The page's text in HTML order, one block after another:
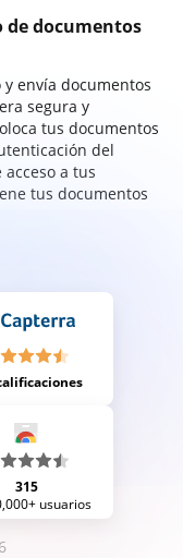
documentos
envía documentos
segura y
tus documentos
del
a tus
tus documentos
315
usuarios